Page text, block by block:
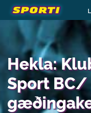
Hekla:
Sport BC/